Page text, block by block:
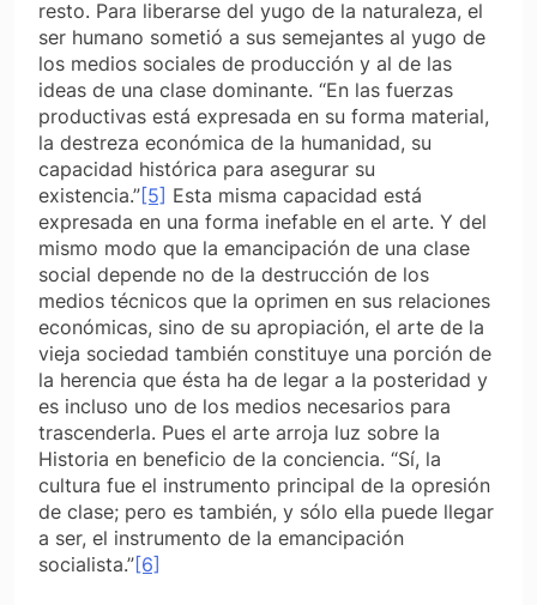
resto. Para liberarse del yugo de la naturaleza, el
ser humano sometió a sus semejantes al yugo de
los medios sociales de producción y al de las
ideas de una clase dominante. “En las fuerzas
productivas está expresada en su forma material,
la destreza económica de la humanidad, su
capacidad histórica para asegurar su
existencia.”[5] Esta misma capacidad está
expresada en una forma inefable en el arte. Y del
mismo modo que la emancipación de una clase
social depende no de la destrucción de los
medios técnicos que la oprimen en sus relaciones
económicas, sino de su apropiación, el arte de la
vieja sociedad también constituye una porción de
la herencia que ésta ha de legar a la posteridad y
es incluso uno de los medios necesarios para
trascenderla. Pues el arte arroja luz sobre la
Historia en beneficio de la conciencia. “Sí, la
cultura fue el instrumento principal de la opresión
de clase; pero es también, y sólo ella puede llegar
a ser, el instrumento de la emancipación
socialista.”[6]